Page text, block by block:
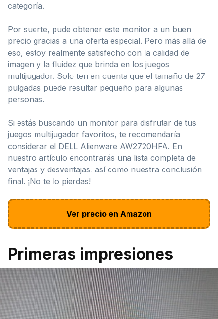
categoría.
Por suerte, pude obtener este monitor a un buen
precio gracias a una oferta especial. Pero más allá de
eso, estoy realmente satisfecho con la calidad de
imagen y la fluidez que brinda en los juegos
multijugador. Solo ten en cuenta que el tamaño de 27
pulgadas puede resultar pequeño para algunas
personas.
Si estás buscando un monitor para disfrutar de tus
juegos multijugador favoritos, te recomendaría
considerar el DELL Alienware AW2720HFA. En
nuestro artículo encontrarás una lista completa de
ventajas y desventajas, así como nuestra conclusión
final. ¡No te lo pierdas!
Ver precio en Amazon
Primeras impresiones